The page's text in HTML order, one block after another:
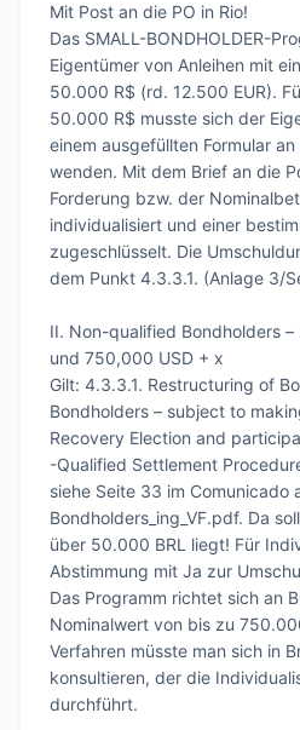
Mit Post an die PO in Rio!
Das SMALL-BONDHOLDER-
Eigentümer von Anleihen mit
50.000 R$ (rd. 12.500 EUR).
50.000 R$ musste sich der
einem ausgefüllten Formular
wenden. Mit dem Brief an die
Forderung bzw. der
individualisiert und einer
zugeschlüsselt. Die
dem Punkt 4.3.3.1. (Anlage 3/
II.	Non-qualified Bondholders – zwischen 50.000 BRL
und 750,000 USD + x
Gilt: 4.3.3.1. Restructuring of
Bondholders – subject to
Recovery Election and
-Qualified Settlement
siehe Seite 33 im Comunicado
Bondholders_ing_VF.pdf. Da
über 50.000 BRL liegt! Für
Abstimmung mit Ja zur
Das Programm richtet sich an
Nominalwert von bis zu
Verfahren müsste man sich in
konsultieren, der die
durchführt.